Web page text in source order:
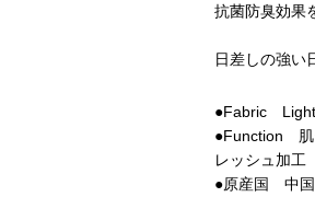
抗菌防臭効果
日差しの強い
●Fabric
●Function 肌
レッシュ加工
●原産国 中国